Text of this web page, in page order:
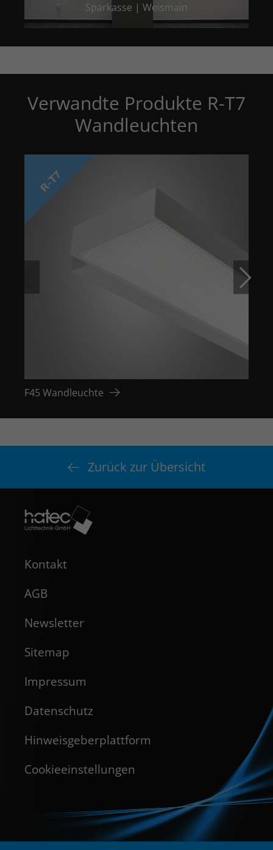
Sparkasse | Weismain
Verwandte Produkte R-T7
Wandleuchten
F45 Wandleuchte
Zurück zur Übersicht
Kontakt
AGB
Newsletter
Sitemap
Impressum
Datenschutz
Hinweisgeberplattform
Cookieeinstellungen